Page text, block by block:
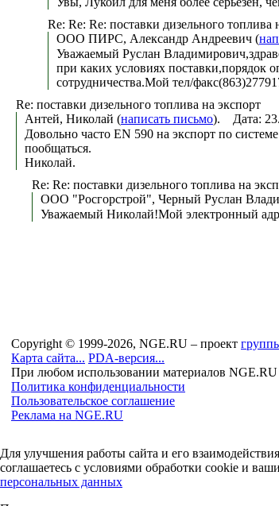
Re: Re: Re: поставки дизельного топлива
ООО ПИРС, Александр Андреевич (
Уважаемый Руслан
при каких условиях поставки,порядок
сотрудничества.Мой тел/
Re: поставки дизельного топлива на экспорт
Антей, Николай (написать письмо). Дата:
Довольно часто EN 590 на экспорт по
пообщаться.
Николай.
Re: Re: поставки дизельного топлива на
ООО "Росгорстрой", Черный Руслан
Уважаемый Николай!Мой электронный
Copyright © 1999-2026, NGE.RU – проект
Карта сайта... PDA-версия...
При любом использовании материалов NGE.RU
Политика конфиденциальности
Пользовательское соглашение
Реклама на NGE.RU
Для улучшения работы сайта и его
соглашаетесь с условиями обработки cookie и
персональных данных